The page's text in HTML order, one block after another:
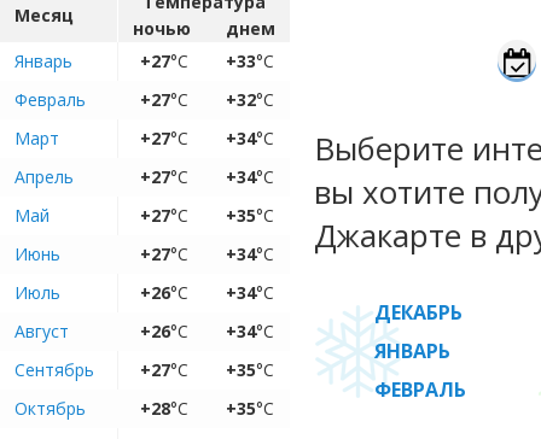
Месяц
ночью
днем
Январь
+27°C +33°C
Февраль
+27°C +32°C
Март
+27°C +34°C
Апрель
+27°C +34°C
Май
+27°C +35°C
Июнь
+27°C +34°C
Июль
+26°C +34°C
Август
+26°C +34°C
Сентябрь
+27°C +35°C
Октябрь
+28°C +35°C
Выберите
вы хотите
Джакарте в
ДЕКАБРЬ
ЯНВАРЬ
ФЕВРАЛЬ